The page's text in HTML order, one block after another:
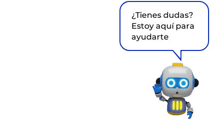
¿Tienes dudas?
Estoy aquí para
ayudarte